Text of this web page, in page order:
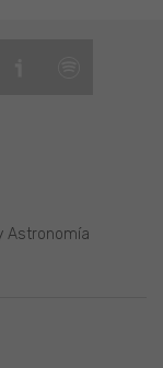
Astronomía